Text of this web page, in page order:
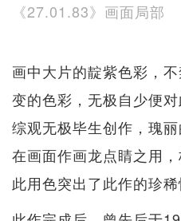
《27.01.83》画面局部
画中大片的靛紫色彩，
变的色彩，无极自少便
综观无极毕生创作，瑰
在画面作画龙点睛之用
此用色突出了此作的珍稀